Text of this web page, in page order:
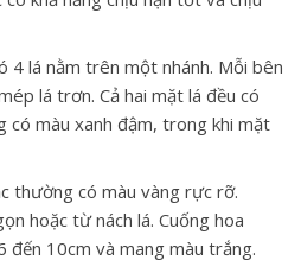
4 lá nằm trên một nhánh. Mỗi bên
lá trơn. Cả hai mặt lá đều có
có màu xanh đậm, trong khi mặt
thường có màu vàng rực rỡ.
hoặc từ nách lá. Cuống hoa
đến 10cm và mang màu trắng.